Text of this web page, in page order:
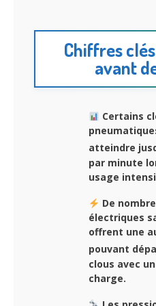
Chiffres
avant
Certains
atteindre
par minute
usage
De
électriques
offrent une
pouvant
clous avec
charge.